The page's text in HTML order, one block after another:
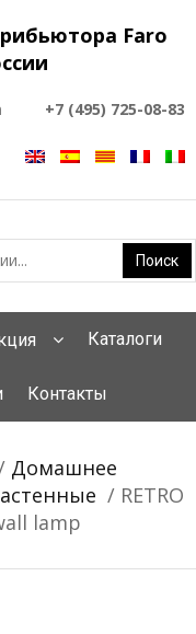
Faro
+7 (495) 725-08-83
Каталоги
Контакты
Домашнее
/ RETRO
lamp